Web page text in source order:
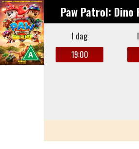
Paw Patrol: Dino
I dag
19:00